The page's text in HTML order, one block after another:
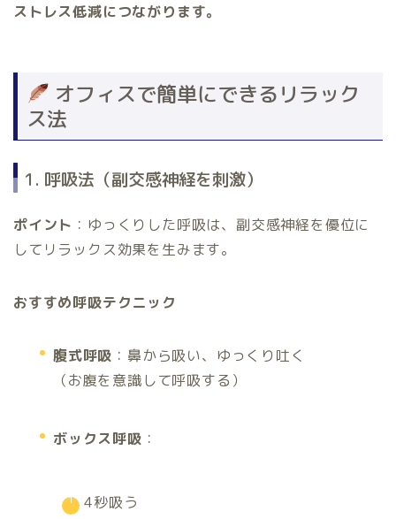
ストレス低減につながります。
オフィスで簡単にできるリラック
ス法
1. 呼吸法（副交感神経を刺激）
ポイント ：ゆっくりした呼吸は、副交感神経を優位に
してリラックス効果を生みます。
おすすめ呼吸テクニック
腹式呼吸 ：鼻から吸い、ゆっくり吐く
（お腹を意識して呼吸する）
ボックス呼吸 ：
4秒吸う